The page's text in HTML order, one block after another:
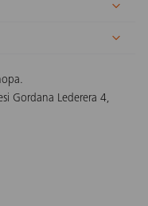
Gordana Lederera 4,